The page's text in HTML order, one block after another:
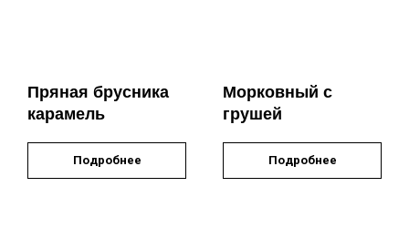
Пряная брусника
карамель
Подробнее
Морковный с
грушей
Подробнее